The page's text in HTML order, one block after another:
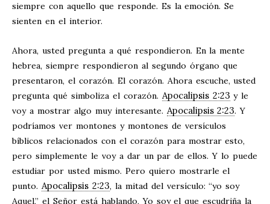
siempre con aquello que responde. Es la emoción. Se
sienten en el interior.
Ahora, usted pregunta a qué respondieron. En la mente
hebrea, siempre respondieron al segundo órgano que
presentaron, el corazón. El corazón. Ahora escuche, usted
pregunta qué simboliza el corazón. Apocalipsis 2:23 y le
voy a mostrar algo muy interesante. Apocalipsis 2:23. Y
podríamos ver montones y montones de versículos
bíblicos relacionados con el corazón para mostrar esto,
pero simplemente le voy a dar un par de ellos. Y lo puede
estudiar por usted mismo. Pero quiero mostrarle el
punto. Apocalipsis 2:23, la mitad del versículo: “yo soy
Aquel,” el Señor está hablando, Yo soy el que escudriña la